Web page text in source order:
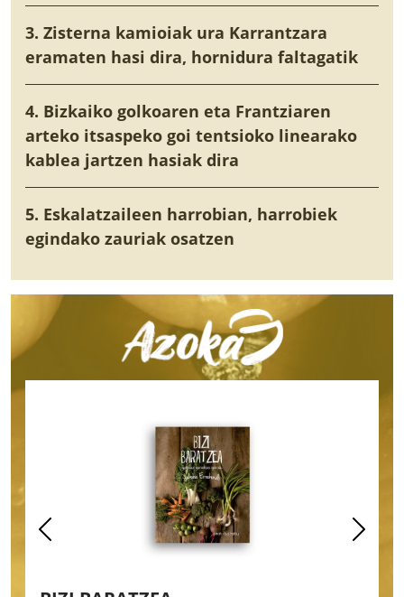
3. Zisterna kamioiak ura Karrantzara
eramaten hasi dira, hornidura faltagatik
4. Bizkaiko golkoaren eta Frantziaren
arteko itsaspeko goi tentsioko linearako
kablea jartzen hasiak dira
5. Eskalatzaileen harrobian, harrobiek
egindako zauriak osatzen